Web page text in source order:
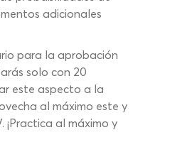
adicionales
para la aprobación
solo con 20
este aspecto a la
al máximo este y
al máximo y